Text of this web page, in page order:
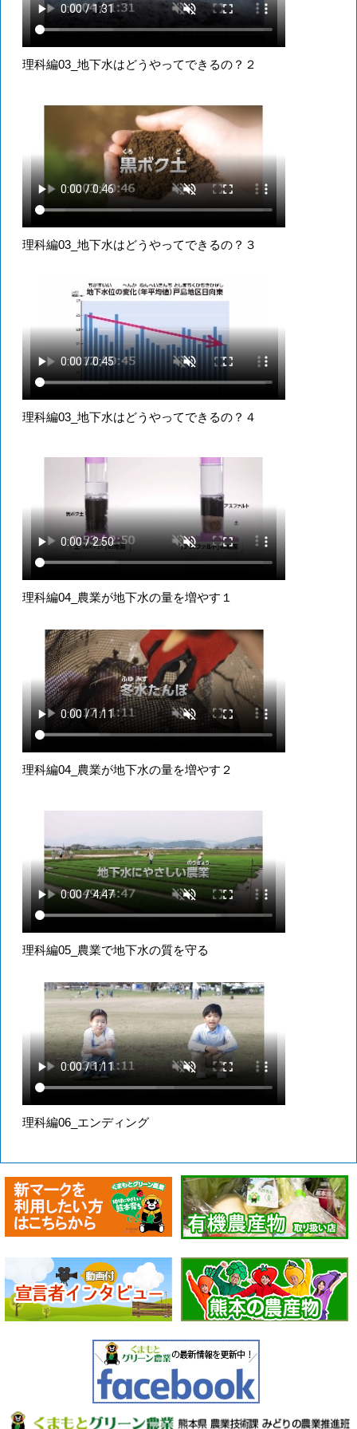
理科編03_地下水はどうやってできるの？２
理科編03_地下水はどうやってできるの？３
理科編03_地下水はどうやってできるの？４
理科編04_農業が地下水の量を増やす１
理科編04_農業が地下水の量を増やす２
理科編05_農業で地下水の質を守る
理科編06_エンディング